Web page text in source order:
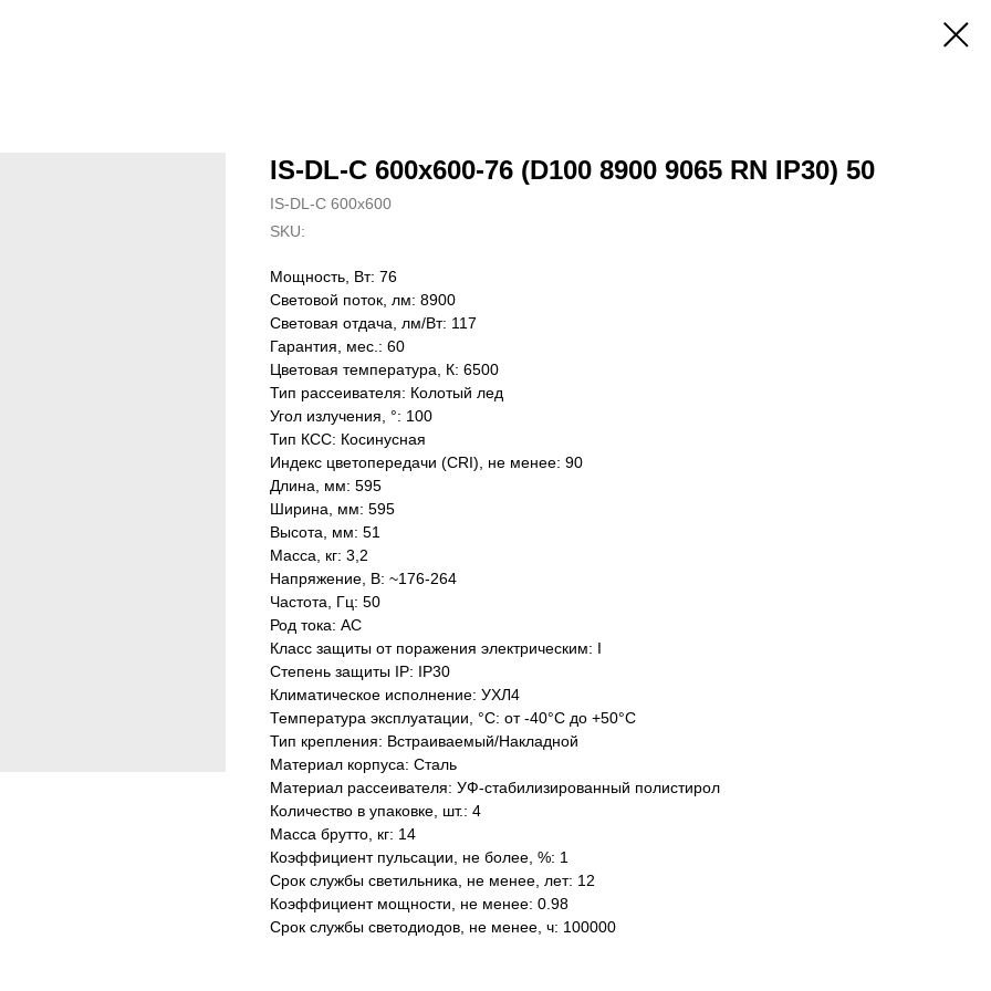
IS-DL-C 600x600-76 (D100 8900 9065 RN IP30) 50
IS-DL-C 600x600
SKU:
Мощность, Вт: 76
Световой поток, лм: 8900
Световая отдача, лм/Вт: 117
Гарантия, мес.: 60
Цветовая температура, К: 6500
Тип рассеивателя: Колотый лед
Угол излучения, °: 100
Тип КСС: Косинусная
Индекс цветопередачи (CRI), не менее: 90
Длина, мм: 595
Ширина, мм: 595
Высота, мм: 51
Масса, кг: 3,2
Напряжение, В: ~176-264
Частота, Гц: 50
Род тока: AC
Класс защиты от поражения электрическим: I
Степень защиты IP: IP30
Климатическое исполнение: УХЛ4
Температура эксплуатации, °С: от -40°C до +50°C
Тип крепления: Встраиваемый/Накладной
Материал корпуса: Сталь
Материал рассеивателя: УФ-стабилизированный полистирол
Количество в упаковке, шт.: 4
Масса брутто, кг: 14
Коэффициент пульсации, не более, %: 1
Срок службы светильника, не менее, лет: 12
Коэффициент мощности, не менее: 0.98
Срок службы светодиодов, не менее, ч: 100000